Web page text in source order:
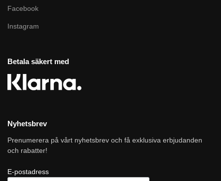
Facebook
Instagram
Betala säkert med
Nyhetsbrev
Prenumerera på vårt nyhetsbrev och få exklusiva erbjudanden
och rabatter!
E-postadress